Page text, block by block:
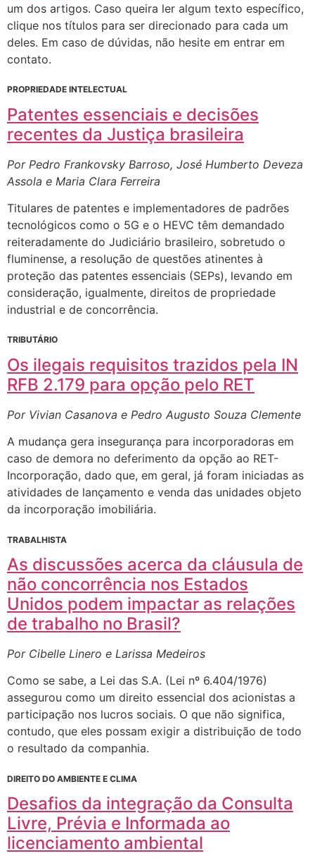
um dos artigos. Caso queira ler algum texto específico,
clique nos títulos para ser direcionado para cada um
deles. Em caso de dúvidas, não hesite em entrar em
contato.
PROPRIEDADE INTELECTUAL
Patentes essenciais e decisões
recentes da Justiça brasileira
Por Pedro Frankovsky Barroso, José Humberto Deveza
Assola e Maria Clara Ferreira
Titulares de patentes e implementadores de padrões
tecnológicos como o 5G e o HEVC têm demandado
reiteradamente do Judiciário brasileiro, sobretudo o
fluminense, a resolução de questões atinentes à
proteção das patentes essenciais (SEPs), levando em
consideração, igualmente, direitos de propriedade
industrial e de concorrência.
TRIBUTÁRIO
Os ilegais requisitos trazidos pela IN
RFB 2.179 para opção pelo RET
Por Vivian Casanova e Pedro Augusto Souza Clemente
A mudança gera insegurança para incorporadoras em
caso de demora no deferimento da opção ao RET-
Incorporação, dado que, em geral, já foram iniciadas as
atividades de lançamento e venda das unidades objeto
da incorporação imobiliária.
TRABALHISTA
As discussões acerca da cláusula de
não concorrência nos Estados
Unidos podem impactar as relações
de trabalho no Brasil?
Por Cibelle Linero e Larissa Medeiros
Como se sabe, a Lei das S.A. (Lei nº 6.404/1976)
assegurou como um direito essencial dos acionistas a
participação nos lucros sociais. O que não significa,
contudo, que eles possam exigir a distribuição de todo
o resultado da companhia.
DIREITO DO AMBIENTE E CLIMA
Desafios da integração da Consulta
Livre, Prévia e Informada ao
licenciamento ambiental